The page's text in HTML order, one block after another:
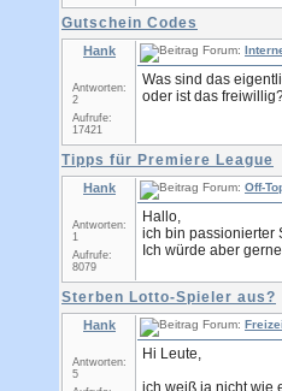
Gutschein Codes
Hank
Antworten:
2
Aufrufe:
17421
Forum:
Was sind das
oder ist das
Tipps für Premiere League
Hank
Antworten:
1
Aufrufe:
8079
Forum: Off-
Hallo,
ich bin passionierter
Ich würde aber
Sterben Lotto-Spieler aus?
Hank
Antworten:
5
Forum:
Hi Leute,
ich weiß ja nicht wie